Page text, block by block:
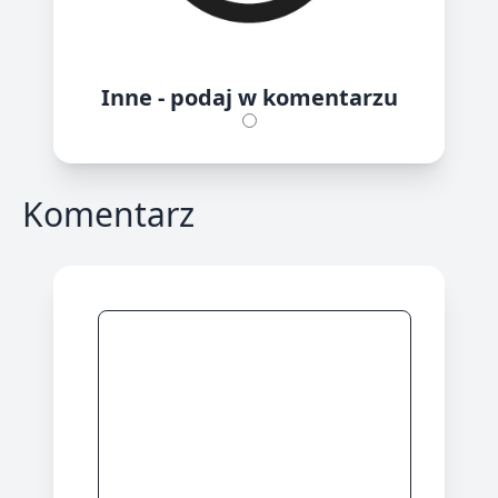
Inne - podaj w komentarzu
Komentarz